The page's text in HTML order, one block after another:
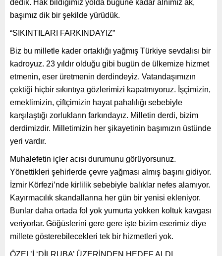
dedik. Hak bildiğimiz yolda bugüne kadar alnımız ak,
başımız dik bir şekilde yürüdük.
“SIKINTILARI FARKINDAYIZ”
Biz bu milletle kader ortaklığı yağmış Türkiye sevdalısı bir
kadroyuz. 23 yıldır olduğu gibi bugün de ülkemize hizmet
etmenin, eser üretmenin derdindeyiz. Vatandaşımızın
çektiği hiçbir sıkıntıya gözlerimizi kapatmıyoruz. İşçimizin,
emeklimizin, çiftçimizin hayat pahalılığı sebebiyle
karşılaştığı zorlukların farkındayız. Milletin derdi, bizim
derdimizdir. Milletimizin her şikayetinin başımızın üstünde
yeri vardır.
Muhalefetin içler acısı durumunu görüyorsunuz.
Yönettikleri şehirlerde çevre yağması almış başını gidiyor.
İzmir Körfezi’nde kirlilik sebebiyle balıklar nefes alamıyor.
Kayırmacılık skandallarına her gün bir yenisi ekleniyor.
Bunlar daha ortada fol yok yumurta yokken koltuk kavgası
veriyorlar. Göğüslerini gere gere işte bizim eserimiz diye
millete gösterebilecekleri tek bir hizmetleri yok.
ÖZEL’İ ‘DİLRUBA’ ÜZERİNDEN HEDEF ALDI